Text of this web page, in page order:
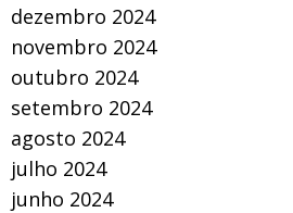
dezembro 2024
novembro 2024
outubro 2024
setembro 2024
agosto 2024
julho 2024
junho 2024